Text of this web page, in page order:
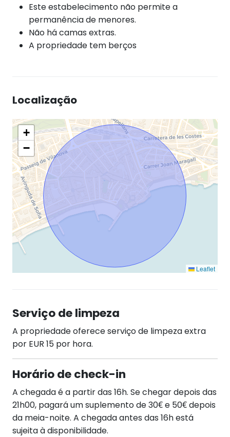
Este estabelecimento não permite a
permanência de menores.
Não há camas extras.
A propriedade tem berços
Localização
+
−
Leaflet
Serviço de limpeza
A propriedade oferece serviço de limpeza extra
por EUR 15 por hora.
Horário de check-in
A chegada é a partir das 16h. Se chegar depois das
21h00, pagará um suplemento de 30€ e 50€ depois
da meia-noite. A chegada antes das 16h está
sujeita à disponibilidade.